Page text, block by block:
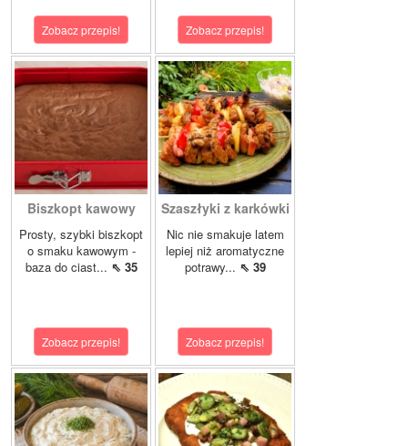
Zobacz przepis! Zobacz przepis!
Biszkopt kawowy
Prosty, szybki biszkopt
o smaku kawowym -
baza do ciast... ⇖ 35
Zobacz przepis!
Szaszłyki z karkówki
Nic nie smakuje latem
lepiej niż aromatyczne
potrawy... ⇖ 39
Zobacz przepis!